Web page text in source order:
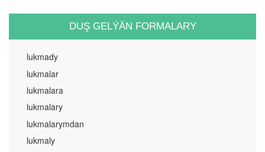
DUŞ GELÝÄN FORMALARY
lukmady
lukmalar
lukmalara
lukmalary
lukmalarymdan
lukmaly